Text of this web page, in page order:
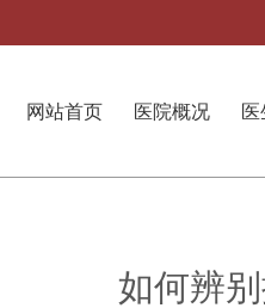
网站首页 医院概况
如何辨